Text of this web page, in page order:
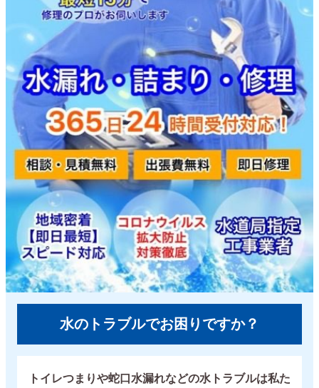
水のトラブルでお困りですか？
トイレつまりや蛇口水漏れなどの水トラブルは私た